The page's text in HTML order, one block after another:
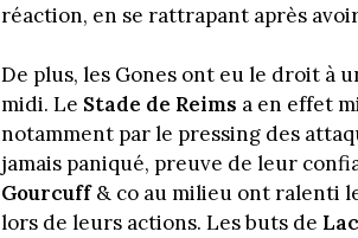
réaction, en se rattrapant après
De plus, les Gones ont eu le droit à
midi. Le Stade de Reims a en effet
notamment par le pressing des
jamais paniqué, preuve de leur
Gourcuff& co au milieu ont ralenti
lors de leurs actions. Les buts de